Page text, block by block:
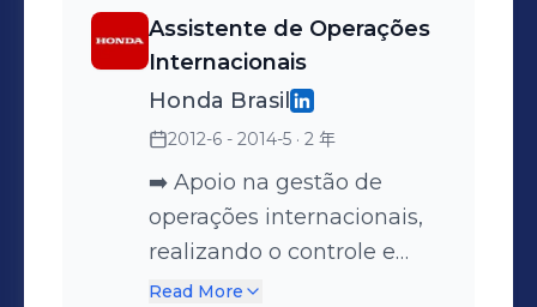
Acompanhamento de
resultados
Negociação | Organização |
Visão estratégica |
Trabalho sob pressão |
Planejamento estratégico |
Comunicação.
Análise de processos e
implementação de
melhorias com foco em
eficiência e eficácia. ➡️
Desenvolvimento de
estudos e identificação de
oportunidades de
negócios. ➡️ Planejamento
ativa em ciclos de
planejamento estratégico,
participando da definição
de metas e revisões do
plano de ação. ➡️
Coordenação de
estratégias de pricing e
posicionamento de
Assistente de Operações
Internacionais
Honda Brasil
2012-6 - 2014-5 · 2 年
➡️ Apoio na gestão de
operações internacionais,
realizando o controle e
acompanhamento de
Read More